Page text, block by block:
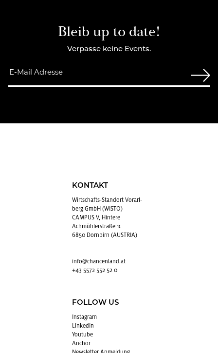
Bleib up to date!
Verpasse keine Events.
KONTAKT
Wirt­schafts-Stand­ort Vor­arl­
berg GmbH (WISTO)
CAMPUS V, Hintere
Achmühlerstraße 1c
6850 Dornbirn (AUSTRIA)
info@​chancenland.​at
+43 5572 552 52 0
FOLLOW US
In­sta­gram
Lin­kedIn
You­tube
An­chor